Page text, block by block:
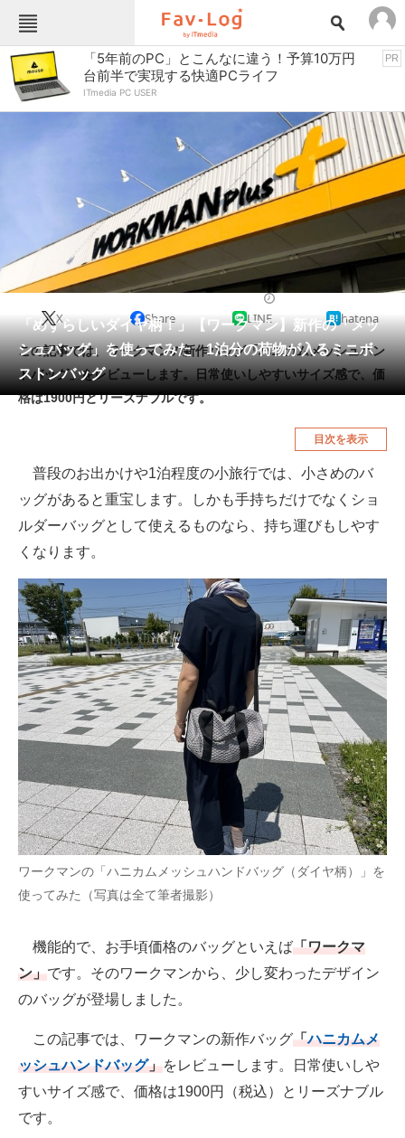
Fav-Logカテゴリー一覧
TOP アウトドア用品
インテリア・収納 おもちゃ・ホビー
キッチン家電
ゲーム
コンテンツ・サービス スイーツ・お菓子
スポーツ・レジャー スマホ・携帯電話
パソコン・タブレット ファッション
ペット 家電
工具・DIY 本・DVD・CD
生活家電 生活用品
腕時計 車・バイク
釣り具・釣り用品 食品・飲料・お酒
食器・グラス・カトラリー
メディア
注目記事を集めた総合ページ
ITの今と未来を見通す
スマホと通信の最新トレンド
進化するPCとデバイスの未来
好きが集まる 比べて選べる
ビジネスと働き方のヒント
AI活用のいまが分かる
企業ITのトレンドを詳説
ITエンジニア向け専門サイト
企業向けIT製品の総合サイト
製造業のIT導入・活用を支援
「5年前のPC」とこんなに違う！予算10万円
台前半で実現する快適PCライフ
ITmedia PC USER
PR
「めずらしいダイヤ柄！」【ワークマン】新作の「メッ
シュバッグ」を使ってみた 1泊分の荷物が入るミニボ
ストンバッグ
X Share LINE hatena
この記事では、ワークマンの新作バッグ「ハニカムメッシュハン
ドバッグ」をレビューします。日常使いしやすいサイズ感で、価
格は1900円とリーズナブルです。
目次を表示
普段のお出かけや1泊程度の小旅行では、小さめのバ
ッグがあると重宝します。しかも手持ちだけでなくショ
ルダーバッグとして使えるものなら、持ち運びもしやす
くなります。
ワークマンの「ハニカムメッシュハンドバッグ（ダイヤ柄）」を
使ってみた（写真は全て筆者撮影）
機能的で、お手頃価格のバッグといえば「ワークマ
ン」です。そのワークマンから、少し変わったデザイン
のバッグが登場しました。
この記事では、ワークマンの新作バッグ「ハニカムメ
ッシュハンドバッグ」をレビューします。日常使いしや
すいサイズ感で、価格は1900円（税込）とリーズナブル
です。